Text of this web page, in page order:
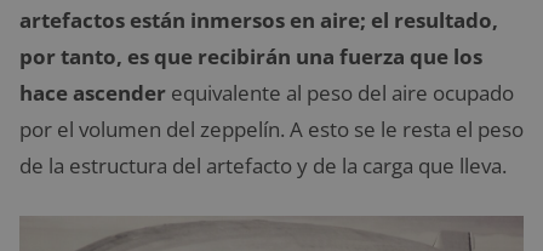
artefactos están inmersos en aire; el resultado,
por tanto, es que recibirán una fuerza que los
hace ascender equivalente al peso del aire ocupado
por el volumen del zeppelín. A esto se le resta el peso
de la estructura del artefacto y de la carga que lleva.